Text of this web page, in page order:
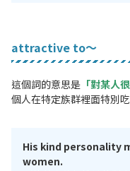
attractive to～
這個詞的意思是 「對某人
個人在特定族群裡面特別
His kind personality
women.